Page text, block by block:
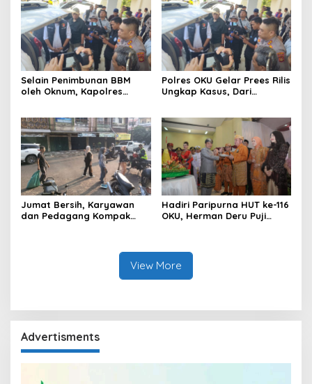
Pengawasan di Kabupaten
Ogan Komering Ulu
Selain Penimbunan BBM
oleh Oknum, Kapolres
Niaga Bungkam
Polres OKU Gelar Prees Rilis
Ungkap Kasus, Dari
Jumat Bersih, Karyawan
dan Pedagang Kompak
Hadiri Paripurna HUT ke-116
OKU, Herman Deru Puji
View More
Advertisments